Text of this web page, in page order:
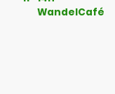
WandelCafé